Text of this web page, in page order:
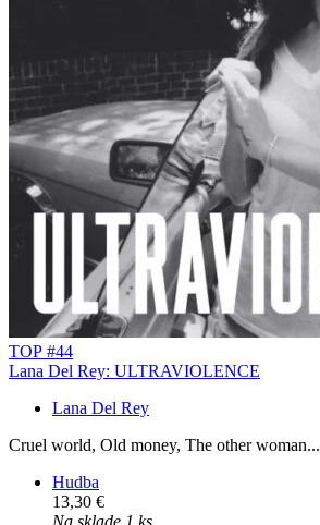
TOP #44
Lana Del Rey: ULTRAVIOLENCE
Lana Del Rey
Cruel world, Old money, The other woman...
Hudba
13,30 €